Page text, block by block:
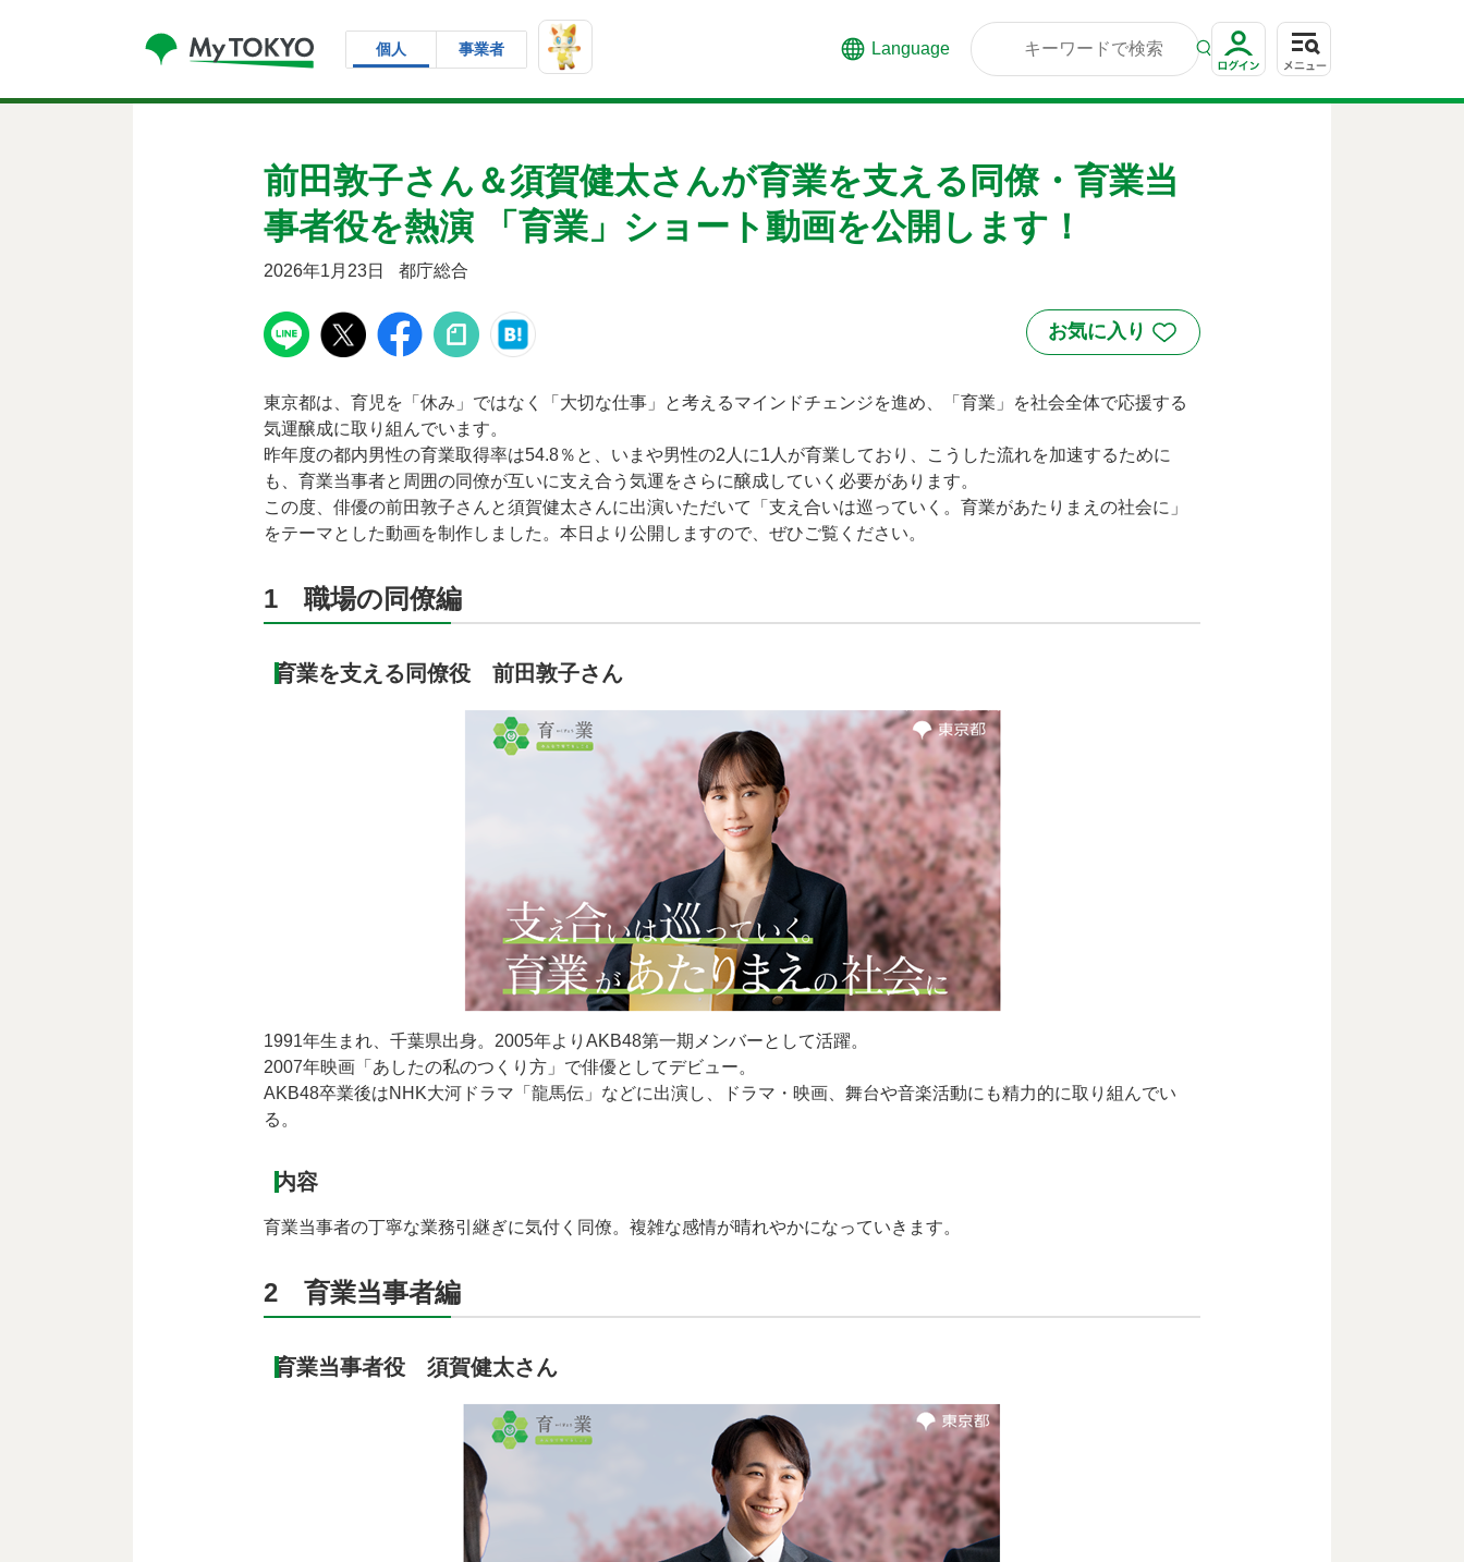
個人 事業者 Language
前田敦子さん＆須賀健太さんが育業を支える同僚・育業当
事者役を熱演 「育業」ショート動画を公開します！
2026年1月23日 都庁総合
東京都は、育児を「休み」ではなく「大切な仕事」と考えるマインドチェンジを進め、「育業」を社会全体で応援する
気運醸成に取り組んでいます。
昨年度の都内男性の育業取得率は54.8％と、いまや男性の2人に1人が育業しており、こうした流れを加速するために
も、育業当事者と周囲の同僚が互いに支え合う気運をさらに醸成していく必要があります。
この度、俳優の前田敦子さんと須賀健太さんに出演いただいて「支え合いは巡っていく。育業があたりまえの社会に」
をテーマとした動画を制作しました。本日より公開しますので、ぜひご覧ください。
1 職場の同僚編
育業を支える同僚役 前田敦子さん
1991年生まれ、千葉県出身。2005年よりAKB48第一期メンバーとして活躍。
2007年映画「あしたの私のつくり方」で俳優としてデビュー。
AKB48卒業後はNHK大河ドラマ「龍馬伝」などに出演し、ドラマ・映画、舞台や音楽活動にも精力的に取り組んでい
る。
内容
育業当事者の丁寧な業務引継ぎに気付く同僚。複雑な感情が晴れやかになっていきます。
2 育業当事者編
育業当事者役 須賀健太さん